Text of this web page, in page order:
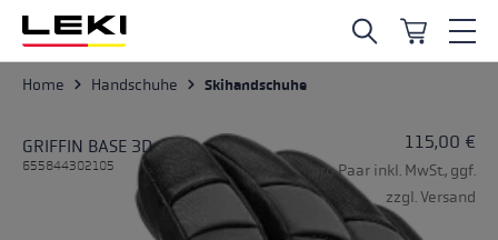
Zum Hauptinhalt springen
Home Handschuhe Skihandschuhe
GRIFFIN BASE 3D
655844302105
115,00 €
pro Paar inkl. MwSt., ggf.
zzgl. Versand